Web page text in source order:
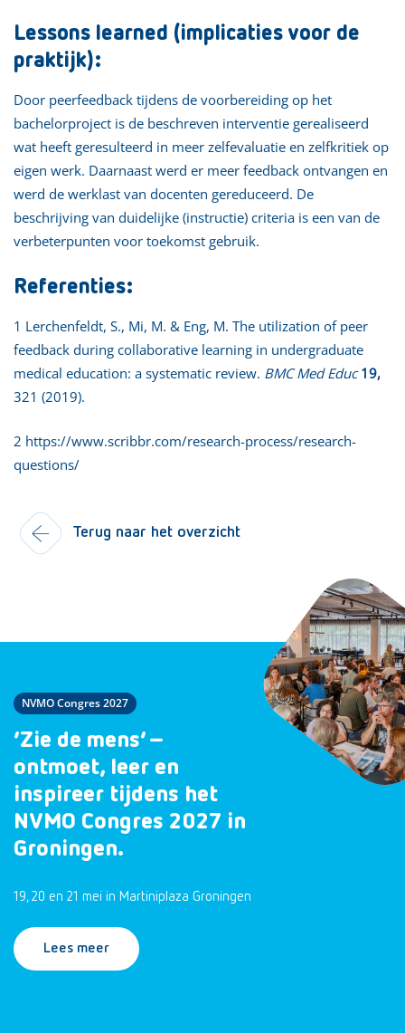
Lessons learned (implicaties voor de
praktijk):
Door peerfeedback tijdens de voorbereiding op het
bachelorproject is de beschreven interventie gerealiseerd
wat heeft geresulteerd in meer zelfevaluatie en zelfkritiek op
eigen werk. Daarnaast werd er meer feedback ontvangen en
werd de werklast van docenten gereduceerd. De
beschrijving van duidelijke (instructie) criteria is een van de
verbeterpunten voor toekomst gebruik.
Referenties:
1 Lerchenfeldt, S., Mi, M. & Eng, M. The utilization of peer
feedback during collaborative learning in undergraduate
medical education: a systematic review. BMC Med Educ 19,
321 (2019).
2 https://www.scribbr.com/research-process/research-
questions/
Terug naar het overzicht
NVMO Congres 2027
‘Zie de mens’ –
ontmoet, leer en
inspireer tijdens het
NVMO Congres 2027 in
Groningen.
19, 20 en 21 mei in Martiniplaza Groningen
Lees meer